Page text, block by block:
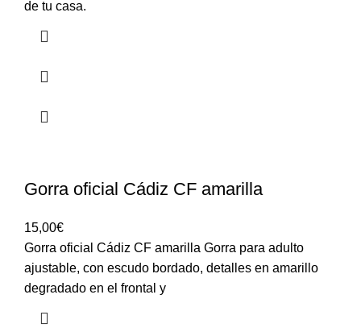
de tu casa.
Gorra oficial Cádiz CF amarilla
15,00€
Gorra oficial Cádiz CF amarilla Gorra para adulto
ajustable, con escudo bordado, detalles en amarillo
degradado en el frontal y